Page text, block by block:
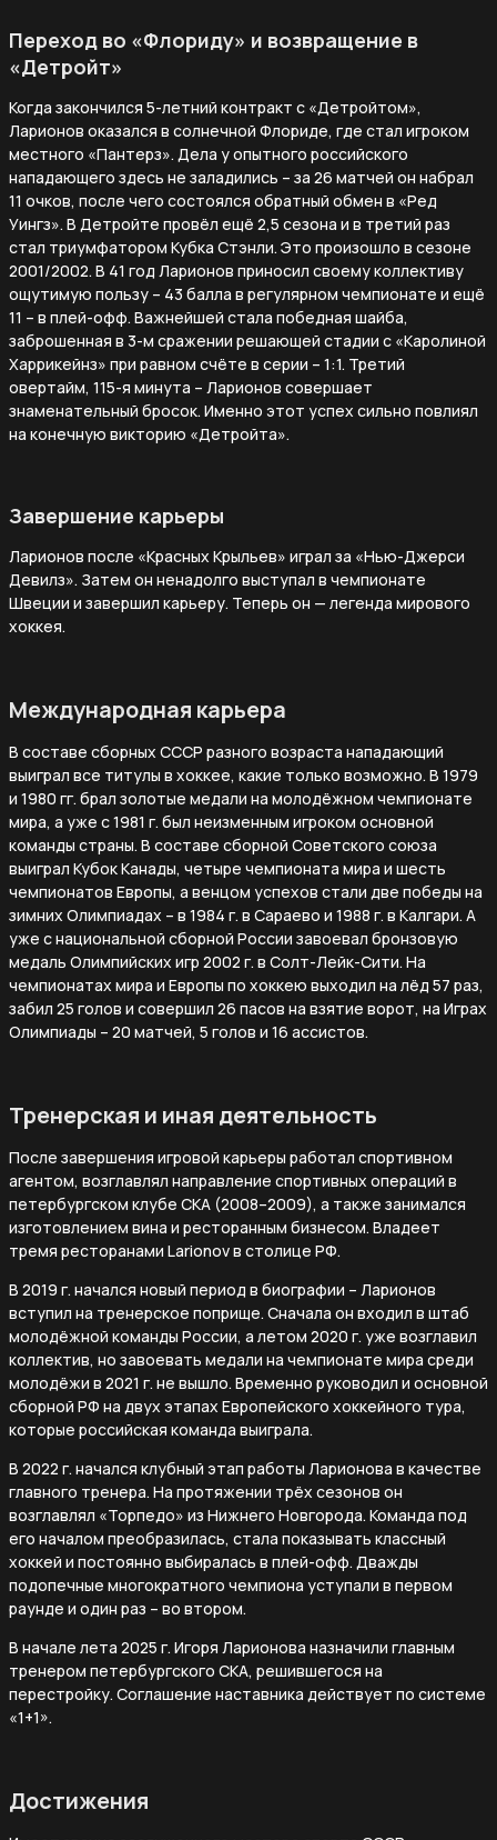
Переход во «Флориду» и возвращение в
«Детройт»
Когда закончился 5-летний контракт с «Детройтом»,
Ларионов оказался в солнечной Флориде, где стал игроком
местного «Пантерз». Дела у опытного российского
нападающего здесь не заладились – за 26 матчей он набрал
11 очков, после чего состоялся обратный обмен в «Ред
Уингз». В Детройте провёл ещё 2,5 сезона и в третий раз
стал триумфатором Кубка Стэнли. Это произошло в сезоне
2001/2002. В 41 год Ларионов приносил своему коллективу
ощутимую пользу – 43 балла в регулярном чемпионате и ещё
11 – в плей-офф. Важнейшей стала победная шайба,
заброшенная в 3-м сражении решающей стадии с «Каролиной
Харрикейнз» при равном счёте в серии – 1:1. Третий
овертайм, 115-я минута – Ларионов совершает
знаменательный бросок. Именно этот успех сильно повлиял
на конечную викторию «Детройта».
Завершение карьеры
Ларионов после «Красных Крыльев» играл за «Нью-Джерси
Девилз». Затем он ненадолго выступал в чемпионате
Швеции и завершил карьеру. Теперь он — легенда мирового
хоккея.
Международная карьера
В составе сборных СССР разного возраста нападающий
выиграл все титулы в хоккее, какие только возможно. В 1979
и 1980 гг. брал золотые медали на молодёжном чемпионате
мира, а уже с 1981 г. был неизменным игроком основной
команды страны. В составе сборной Советского союза
выиграл Кубок Канады, четыре чемпионата мира и шесть
чемпионатов Европы, а венцом успехов стали две победы на
зимних Олимпиадах – в 1984 г. в Сараево и 1988 г. в Калгари. А
уже с национальной сборной России завоевал бронзовую
медаль Олимпийских игр 2002 г. в Солт-Лейк-Сити. На
чемпионатах мира и Европы по хоккею выходил на лёд 57 раз,
забил 25 голов и совершил 26 пасов на взятие ворот, на Играх
Олимпиады – 20 матчей, 5 голов и 16 ассистов.
Тренерская и иная деятельность
После завершения игровой карьеры работал спортивном
агентом, возглавлял направление спортивных операций в
петербургском клубе СКА (2008–2009), а также занимался
изготовлением вина и ресторанным бизнесом. Владеет
тремя ресторанами Larionov в столице РФ.
В 2019 г. начался новый период в биографии – Ларионов
вступил на тренерское поприще. Сначала он входил в штаб
молодёжной команды России, а летом 2020 г. уже возглавил
коллектив, но завоевать медали на чемпионате мира среди
молодёжи в 2021 г. не вышло. Временно руководил и основной
сборной РФ на двух этапах Европейского хоккейного тура,
которые российская команда выиграла.
В 2022 г. начался клубный этап работы Ларионова в качестве
главного тренера. На протяжении трёх сезонов он
возглавлял «Торпедо» из Нижнего Новгорода. Команда под
его началом преобразилась, стала показывать классный
хоккей и постоянно выбиралась в плей-офф. Дважды
подопечные многократного чемпиона уступали в первом
раунде и один раз – во втором.
В начале лета 2025 г. Игоря Ларионова назначили главным
тренером петербургского СКА, решившегося на
перестройку. Соглашение наставника действует по системе
«1+1».
Достижения